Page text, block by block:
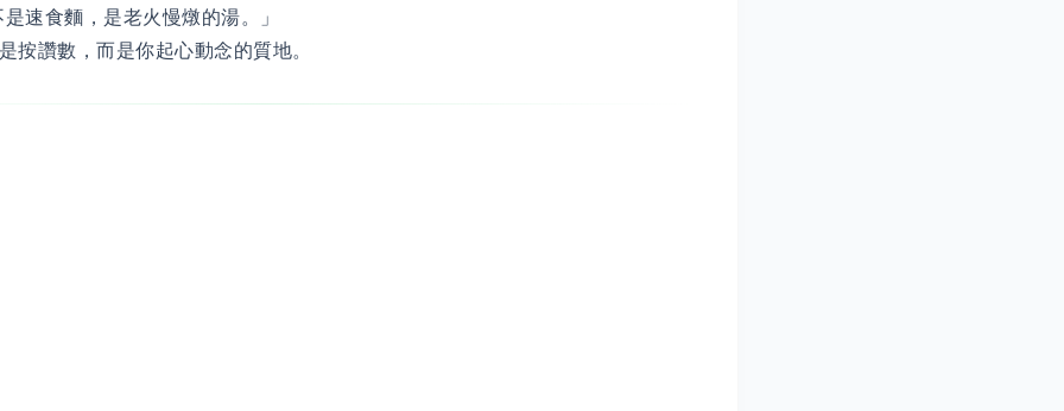
速食麵，是老火慢燉的湯。」
按讚數，而是你起心動念的質地。